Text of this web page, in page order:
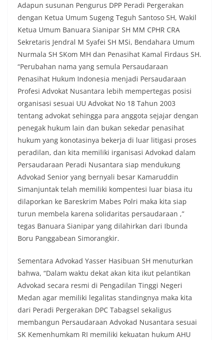
masyarakat dalam menjaga keamanan lingkungan
secara bersama-sama.‎‎Kehadiran
Bhabinkamtibmas di tengah-tengah warga
diharapkan dapat semakin mempererat
hubungan kemitraan antara Polri dan
masyarakat, sekaligus membangun kesadaran
kolektif warga akan pentingnya menjaga
keamanan, ketertiban, dan kekompakan
lingkungan, khususnya dalam menyambut
momentum bersejarah HUT Kemerdekaan
Republik Indonesia.‎Kegiatan sambang ini
rencananya akan terus dilaksanakan secara rutin
oleh Bhabinkamtibmas di wilayah Kelurahan
Sunggal sebagai bagian dari upaya menciptakan
situasi Kamtibmas yang aman dan kondusif,
sekaligus menumbuhkan semangat nasionalisme
warga dalam menyambut Hari Kemerdekaan RI.
Bhabinkamtibmas Polsek Medan Sunggal
Sambangi Warga Kelurahan Sunggal, Ingatkan
Pemasangan Bendera Merah Putih Jelang HUT
Kemerdekaan RI‎‎Medan, 5 Agustus 2026 — Dalam
rangka menyambut Hari Ulang Tahun
Kemerdekaan Republik Indonesia yang ke-81,
Bhabinkamtibmas Kelurahan Sunggal, Aiptu
Muliyadi Suraukur, melaksanakan kegiatan
warga di wilayah Kelurahan Sunggal, Kecamatan
Medan Sunggal, pada Rabu (05/08/2026).‎‎Kegiatan
tersebut berlangsung sejak pukul 09.00 WIB
hingga selesai, menyasar rumah-rumah warga di
beberapa lingkungan yang ada di kelurahan
tersebut.‎Sambang Langsung ke Rumah
Warga‎Dalam kegiatan ini, Aiptu Muliyadi
Suraukur mendatangi warga secara langsung dari
Adapun susunan Pengurus DPP Peradi Pergerakan
dengan Ketua Umum Sugeng Teguh Santoso SH, Wakil
Ketua Umum Banuara Sianipar SH MM CPHR CRA
Sekretaris Jendral M Syafei SH MSi, Bendahara Umum
Nurmala SH SKom MH dan Penasihat Kamal Firdaus SH.
“Perubahan nama yang semula Persaudaraan
Penasihat Hukum Indonesia menjadi Persaudaraan
Profesi Advokat Nusantara lebih mempertegas posisi
organisasi sesuai UU Advokat No 18 Tahun 2003
tentang advokat sehingga para anggota sejajar dengan
penegak hukum lain dan bukan sekedar penasihat
hukum yang konotasinya bekerja di luar litigasi proses
peradilan, dan kita memiliki irganisasi Advokad dalam
Persaudaraan Peradi Nusantara siap mendukung
Advokad Senior yang bernyali besar Kamaruddin
Simanjuntak telah memiliki kompentesi luar biasa itu
dilaporkan ke Bareskrim Mabes Polri maka kita siap
turun membela karena solidaritas persaudaraan ,”
tegas Banuara Sianipar yang dilahirkan dari Ibunda
Boru Panggabean Simorangkir.
Sementara Advokad Yasser Hasibuan SH menuturkan
bahwa, “Dalam waktu dekat akan kita ikut pelantikan
Advokad secara resmi di Pengadilan Tinggi Negeri
Medan agar memiliki legalitas standingnya maka kita
dari Peradi Pergerakan DPC Tabagsel sekaligus
membangun Persaudaraan Advokad Nusantara sesuai
SK Kemenhumkam RI memiliki kekuatan hukum AHU